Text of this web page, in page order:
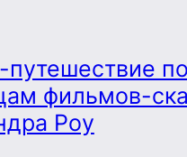
по
фильмов-
Роу